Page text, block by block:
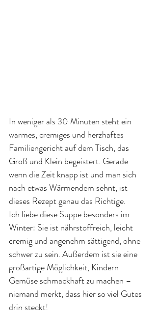
In weniger als 30 Minuten steht ein
warmes, cremiges und herzhaftes
Familiengericht auf dem Tisch, das
Groß und Klein begeistert. Gerade
wenn die Zeit knapp ist und man sich
nach etwas Wärmendem sehnt, ist
dieses Rezept genau das Richtige.
Ich liebe diese Suppe besonders im
Winter: Sie ist nährstoffreich, leicht
cremig und angenehm sättigend, ohne
schwer zu sein. Außerdem ist sie eine
großartige Möglichkeit, Kindern
Gemüse schmackhaft zu machen –
niemand merkt, dass hier so viel Gutes
drin steckt!